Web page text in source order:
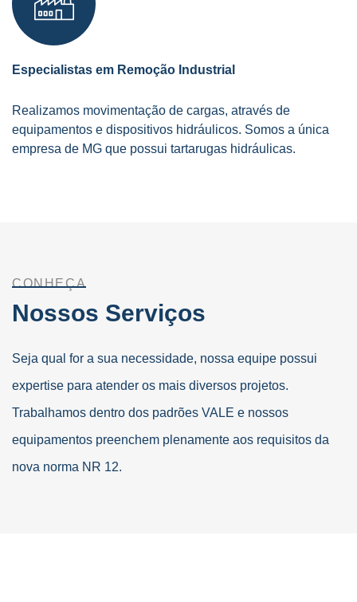
Especialistas em Remoção Industrial
Realizamos movimentação de cargas, através de
equipamentos e dispositivos hidráulicos. Somos a única
empresa de MG que possui tartarugas hidráulicas.
CONHEÇA
Nossos Serviços
Seja qual for a sua necessidade, nossa equipe possui
expertise para atender os mais diversos projetos.
Trabalhamos dentro dos padrões VALE e nossos
equipamentos preenchem plenamente aos requisitos da
nova norma NR 12.